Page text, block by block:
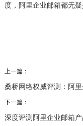
度，阿里企业邮箱都无疑
上一篇：
桑桥网络权威评测：阿
下一篇：
深度评测阿里企业邮箱